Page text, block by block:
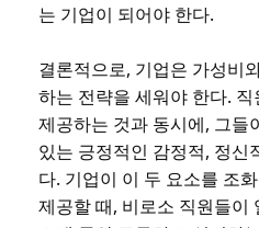
는 기업이 되어야 한다.
결론적으로, 기업은 가성비
하는 전략을 세워야 한다.
제공하는 것과 동시에, 그들
있는 긍정적인 감정적, 정신
다. 기업이 이 두 요소를 조
제공할 때, 비로소 직원들이